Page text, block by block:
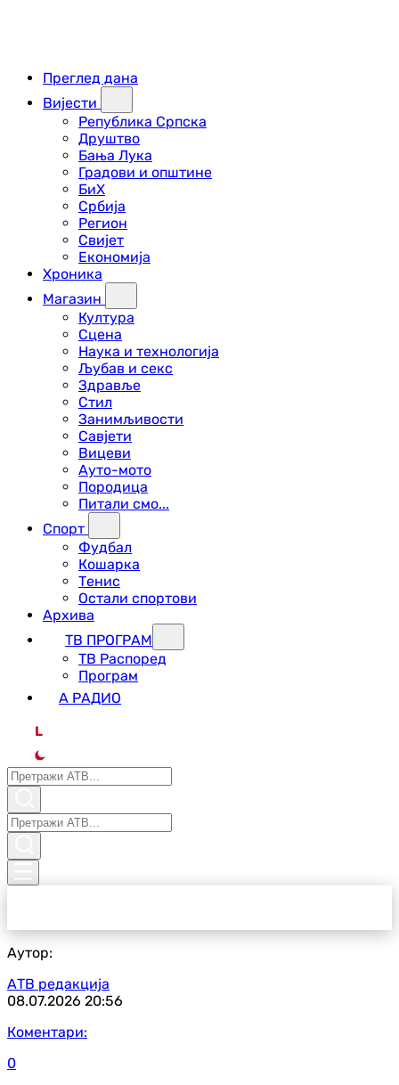
Преглед дана
Вијести
Република Српска
Друштво
Бања Лука
Градови и општине
БиХ
Србија
Регион
Свијет
Економија
Хроника
Магазин
Култура
Сцена
Наука и технологија
Љубав и секс
Здравље
Стил
Занимљивости
Савјети
Вицеви
Ауто-мото
Породица
Питали смо...
Спорт
Фудбал
Кошарка
Тенис
Остали спортови
Архива
ТВ ПРОГРАМ
ТВ Распоред
Програм
А РАДИО
L
Аутор:
АТВ редакција
08.07.2026 20:56
Коментари:
0